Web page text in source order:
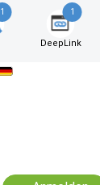
1 1
DeepLink